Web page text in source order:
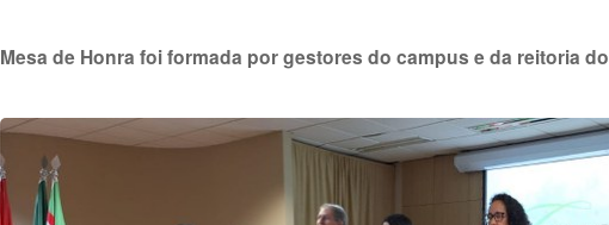
Mesa de Honra foi formada por gestores do campus e da reitoria